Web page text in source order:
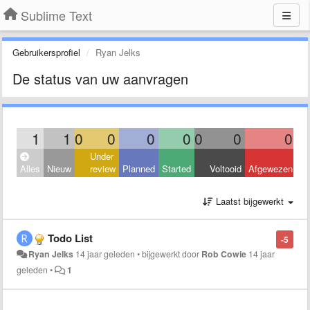
Sublime Text
Gebruikersprofiel Ryan Jelks
De status van uw aanvragen
1 1 0 0 0 0 0 0 0
Alles Nieuw
Under
review Planned Started Voltooid Afgewezen
Laatst bijgewerkt
-5
Todo List
Ryan Jelks 14 jaar geleden •bijgewerkt door Rob Cowie 14 jaar
geleden • 1